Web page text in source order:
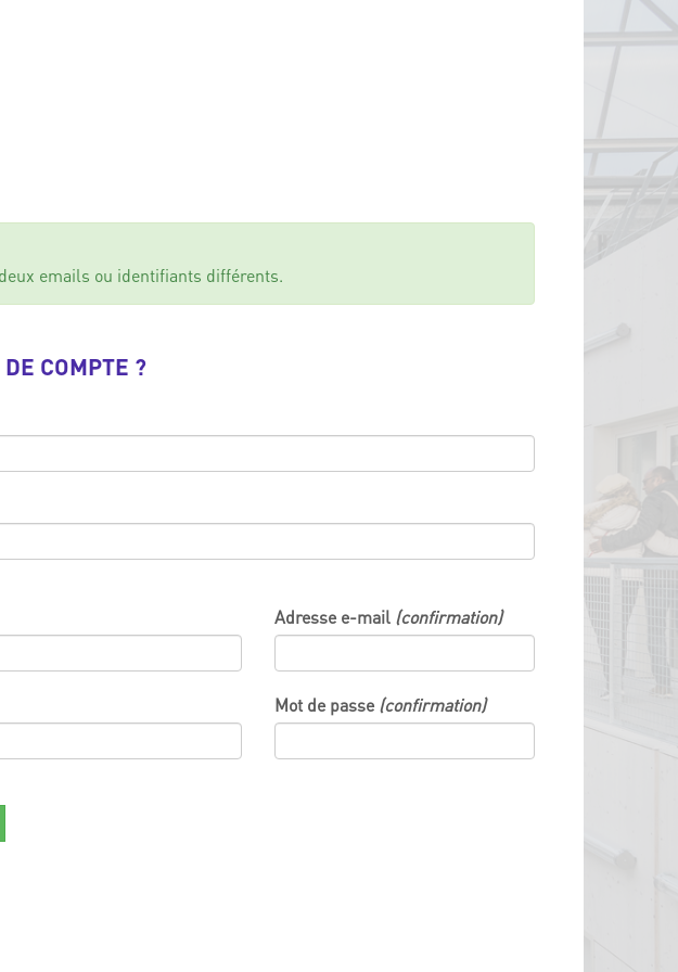
emails ou identifiants différents.
COMPTE ?
Adresse e-mail (confirmation)
Mot de passe (confirmation)